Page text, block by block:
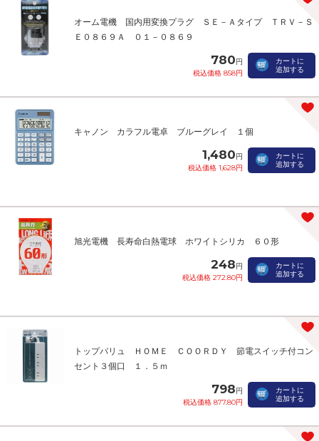
オーム電機 国内用変換プラグ ＳＥ－Ａタイプ ＴＲＶ－Ｓ
Ｅ０８６９Ａ ０１－０８６９
780円
税込価格 858円
カートに
追加する
キャノン カラフル電卓 ブルーグレイ １個
1,480円
税込価格 1,628円
カートに
追加する
旭光電機 長寿命白熱電球 ホワイトシリカ ６０形
248円
税込価格 272.80円
カートに
追加する
トップバリュ ＨＯＭＥ ＣＯＯＲＤＹ 節電スイッチ付コン
セント３個口 １．５ｍ
798円
税込価格 877.80円
カートに
追加する